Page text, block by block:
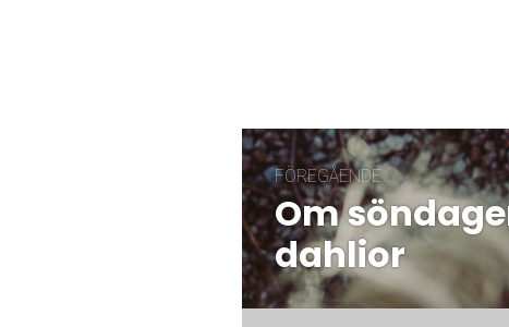
FÖREGÅENDE
Föregående
post:
Om
dahlior